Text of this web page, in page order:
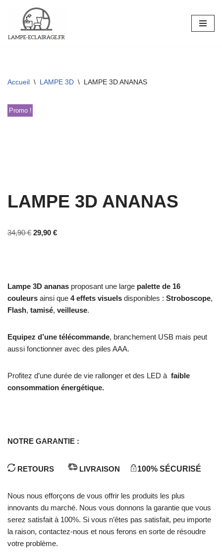
au
Accueil \ LAMPE 3D \ LAMPE 3D ANANAS
Promo !
LAMPE 3D ANANAS
34,90€ 29,90 €
Lampe 3D ananas proposant une large palette de 16
couleurs ainsi que 4 effets visuels disponibles : Stroboscope,
Flash, tamisé, veilleuse.
Equipez d’une télécommande, branchement USB mais peut
aussi fonctionner avec des piles AAA.
Profitez d’une durée de vie rallonger et des LED à faible
consommation énergétique.
NOTRE GARANTIE :
RETOURS LIVRAISON 100% SÉCURISÉ
Nous nous efforçons de vous offrir les produits les plus
innovants du marché. Nous vous donnons la garantie que vous
serez satisfait à 100%. Si vous n’êtes pas satisfait, peu importe
la raison, contactez-nous et nous ferons en sorte de résoudre
votre problème.